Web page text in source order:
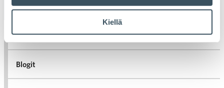
Kiellä
Uutiset
Tiedotteet
Blogit